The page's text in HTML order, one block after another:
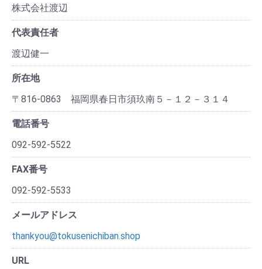
株式会社渡辺
代表責任者
渡辺健一
所在地
〒816-0863 福岡県春日市須玖南５－１２－３１４
電話番号
092-592-5522
FAX番号
092-592-5533
メールアドレス
thankyou@tokusenichiban.shop
URL